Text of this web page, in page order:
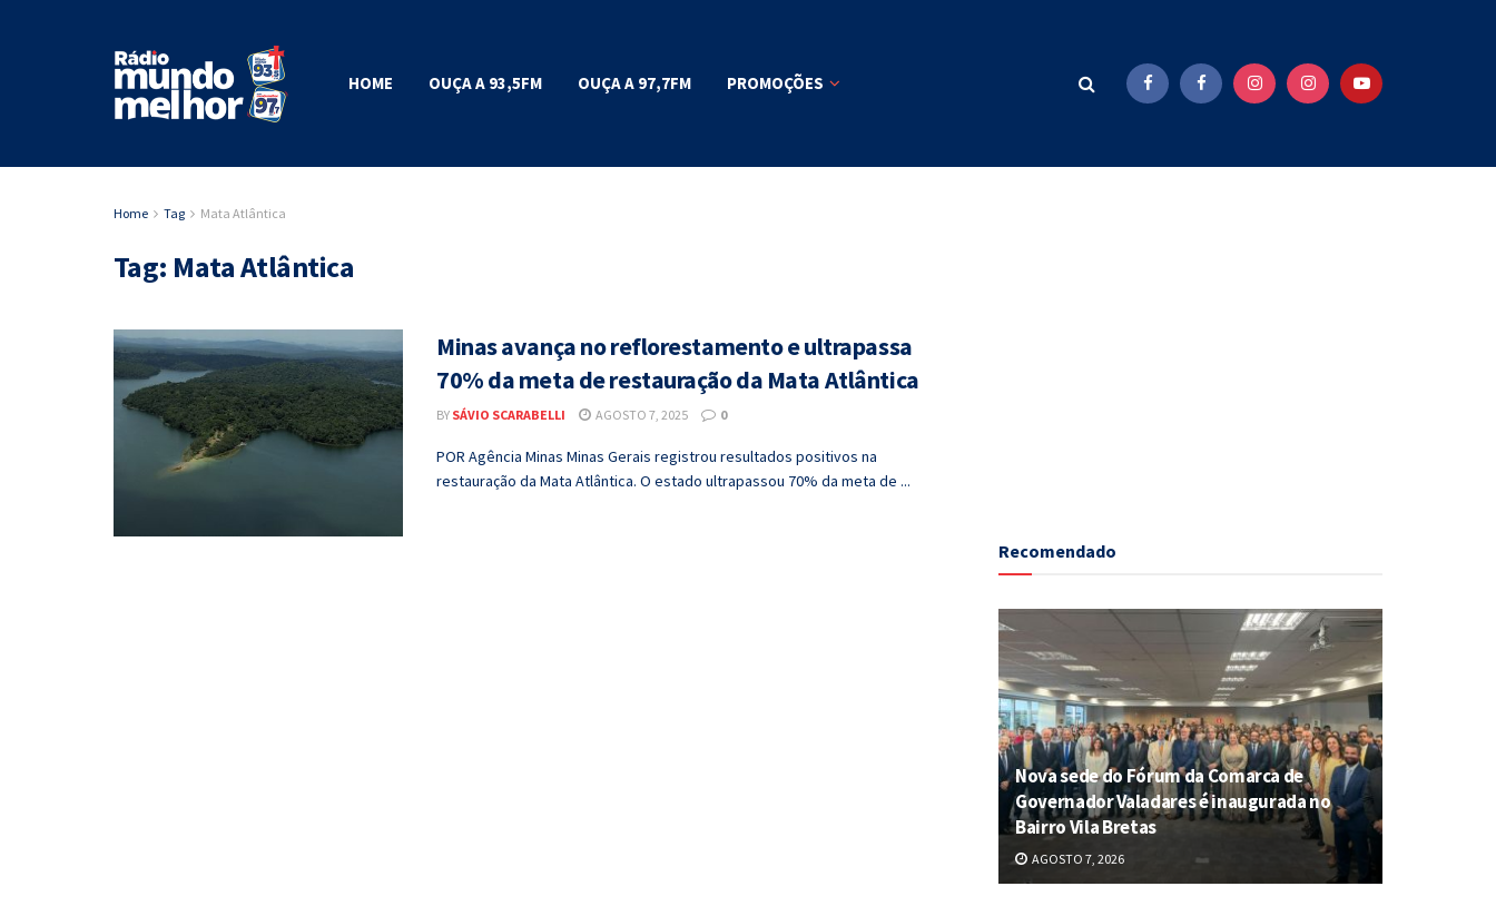
HOME OUÇA A 93,5FM OUÇA A 97,7FM PROMOÇÕES
Home Tag Mata Atlântica
Tag: Mata Atlântica
Minas avança no reflorestamento e ultrapassa
70% da meta de restauração da Mata Atlântica
BY SÁVIO SCARABELLI AGOSTO 7, 2025 0
POR Agência Minas Minas Gerais registrou resultados positivos na
restauração da Mata Atlântica. O estado ultrapassou 70% da meta de ...
Recomendado
Nova sede do Fórum da Comarca de
Governador Valadares é inaugurada no
Bairro Vila Bretas
AGOSTO 7, 2026